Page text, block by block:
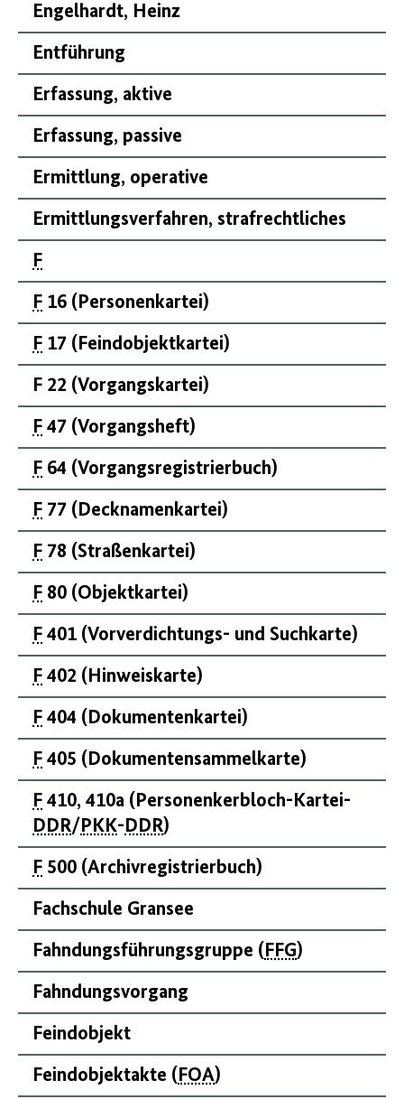
Engelhardt, Heinz
Entführung
Erfassung, aktive
Erfassung, passive
Ermittlung, operative
Ermittlungsverfahren, strafrechtliches
F
F 16 (Personenkartei)
F 17 (Feindobjektkartei)
F 22 (Vorgangskartei)
F 47 (Vorgangsheft)
F 64 (Vorgangsregistrierbuch)
F 77 (Decknamenkartei)
F 78 (Straßenkartei)
F 80 (Objektkartei)
F 401 (Vorverdichtungs- und Suchkarte)
F 402 (Hinweiskarte)
F 404 (Dokumentenkartei)
F 405 (Dokumentensammelkarte)
F 410, 410a (Personenkerbloch-Kartei-
DDR/ PKK- DDR)
F 500 (Archivregistrierbuch)
Fachschule Gransee
Fahndungsführungsgruppe ( FFG)
Fahndungsvorgang
Feindobjekt
Feindobjektakte ( FOA)